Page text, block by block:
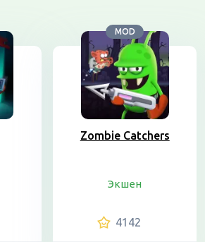
MOD
Zombie Catchers
Экшен
4142